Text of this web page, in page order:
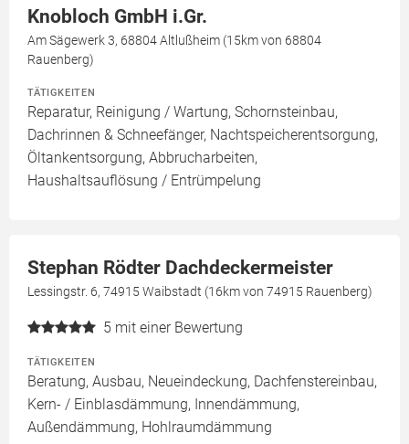
Knobloch GmbH i.Gr.
Am Sägewerk 3, 68804 Altlußheim (15km von 68804
Rauenberg)
TÄTIGKEITEN
Reparatur, Reinigung / Wartung, Schornsteinbau,
Dachrinnen & Schneefänger, Nachtspeicherentsorgung,
Öltankentsorgung, Abbrucharbeiten,
Haushaltsauflösung / Entrümpelung
Stephan Rödter Dachdeckermeister
Lessingstr. 6, 74915 Waibstadt (16km von 74915 Rauenberg)
5 mit einer Bewertung
TÄTIGKEITEN
Beratung, Ausbau, Neueindeckung, Dachfenstereinbau,
Kern- / Einblasdämmung, Innendämmung,
Außendämmung, Hohlraumdämmung